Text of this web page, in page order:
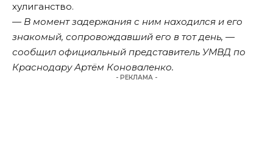
хулиганство.
— В момент задержания с ним находился и его
знакомый, сопровождавший его в тот день, —
сообщил официальный представитель УМВД по
Краснодару Артём Коноваленко.
- РЕКЛАМА -